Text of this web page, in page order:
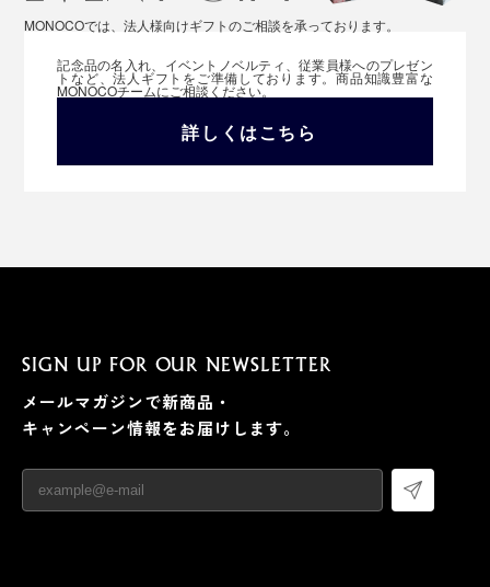
MONOCOでは、法人様向けギフトのご相談を承っております。
記念品の名入れ、イベントノベルティ、従業員様へのプレゼン
トなど、法人ギフトをご準備しております。商品知識豊富な
MONOCOチームにご相談ください。
詳しくはこちら
SIGN UP FOR OUR NEWSLETTER
メールマガジンで新商品・
キャンペーン情報をお届けします。